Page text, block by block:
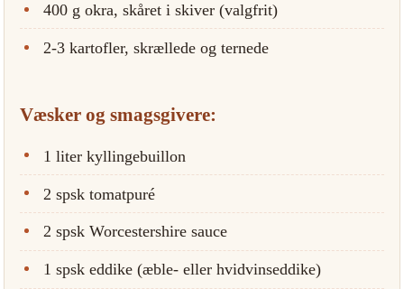
400 g okra, skåret i skiver (valgfrit)
2-3 kartofler, skrællede og ternede
Væsker og smagsgivere:
1 liter kyllingebuillon
2 spsk tomatpuré
2 spsk Worcestershire sauce
1 spsk eddike (æble- eller hvidvinseddike)